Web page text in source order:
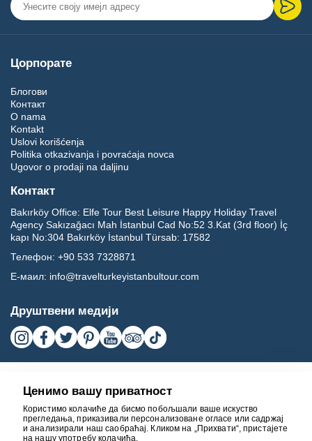
Цорпорате
Блогови
Контакт
O nama
Kontakt
Uslovi korišćenja
Politika otkazivanja i povraćaja novca
Ugovor o prodaji na daljinu
Контакт
Bakırköy Office: Elfe Tour Best Leisure Happy Holiday Travel
Agency Sakızağacı Mah İstanbul Cad No:52 3.Kat (3rd floor) İç
kapı No:304 Bakırköy İstanbul Türsab: 17582
Телефон: +90 533 7328871
Е-маил: info@travelturkeyistanbultour.com
Друштвени медији
Ценимо вашу приватност
Користимо колачиће да бисмо побољшали ваше искуство
прегледања, приказивали персонализоване огласе или садржај
и анализирали наш саобраћај. Кликом на „Прихвати“, пристајете
на нашу употребу колачића.